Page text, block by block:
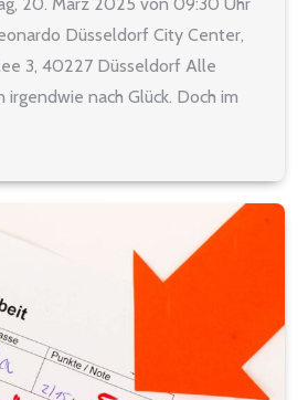
20. März 2025 von 09:30 Uhr
Düsseldorf City Center,
3, 40227 Düsseldorf Alle
nach Glück. Doch im